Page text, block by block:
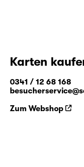
Karten
0341 / 12 68 168
Zum Webshop